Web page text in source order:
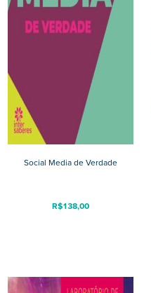
Social Media de Verdade
R$138,00